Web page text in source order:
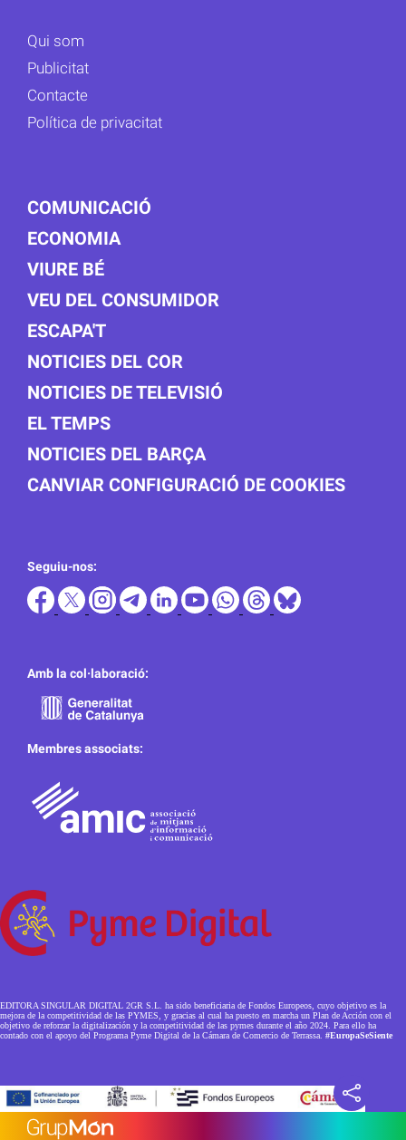
Qui som
Publicitat
Contacte
Política de privacitat
COMUNICACIÓ
ECONOMIA
VIURE BÉ
VEU DEL CONSUMIDOR
ESCAPA'T
NOTICIES DEL COR
NOTICIES DE TELEVISIÓ
EL TEMPS
NOTICIES DEL BARÇA
CANVIAR CONFIGURACIÓ DE COOKIES
Seguiu-nos:
Amb la col·laboració:
Membres associats:
EDITORA SINGULAR DIGITAL 2GR S.L. ha sido beneficiaria de Fondos Europeos, cuyo objetivo es la
mejora de la competitividad de las PYMES, y gracias al cual ha puesto en marcha un Plan de Acción con el
objetivo de reforzar la digitalización y la competitividad de las pymes durante el año 2024. Para ello ha
contado con el apoyo del Programa Pyme Digital de la Cámara de Comercio de Terrassa. #EuropaSeSiente